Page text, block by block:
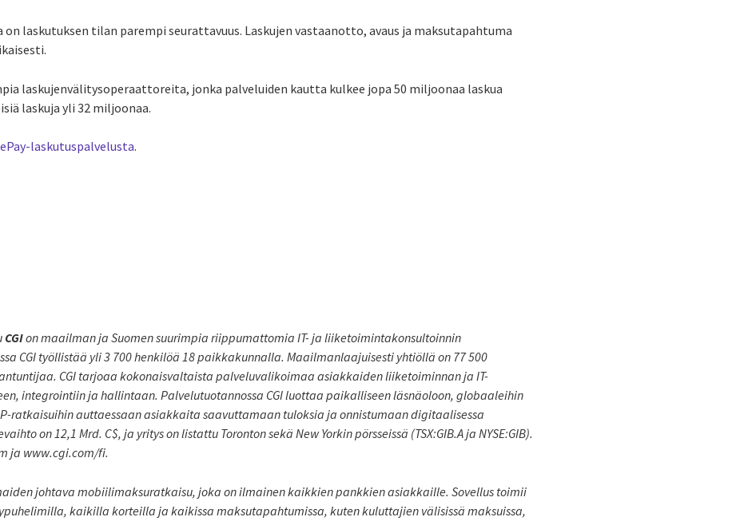
laskutuksen tilan parempi seurattavuus. Laskujen vastaanotto, avaus ja maksutapahtuma
laskujenvälitysoperaattoreita, jonka palveluiden kautta kulkee jopa 50 miljoonaa laskua
laskuja yli 32 miljoonaa.
laskutuspalvelusta.
CGIon maailman ja Suomen suurimpia riippumattomia IT- ja liiketoimintakonsultoinnin
CGI työllistää yli 3 700 henkilöä 18 paikkakunnalla. Maailmanlaajuisesti yhtiöllä on 77 500
CGI tarjoaa kokonaisvaltaista palveluvalikoimaa asiakkaiden liiketoiminnan ja IT-
integrointiin ja hallintaan. Palvelutuotannossa CGI luottaa paikalliseen läsnäoloon, globaaleihin
ratkaisuihin auttaessaan asiakkaita saavuttamaan tuloksia ja onnistumaan digitaalisessa
on 12,1 Mrd. C$, ja yritys on listattu Toronton sekä New Yorkin pörsseissä (TSX:GIB.A ja NYSE:GIB).
ja www.cgi.com/fi.
johtava mobiilimaksuratkaisu, joka on ilmainen kaikkien pankkien asiakkaille. Sovellus toimii
kaikilla korteilla ja kaikissa maksutapahtumissa, kuten kuluttajien välisissä maksuissa,